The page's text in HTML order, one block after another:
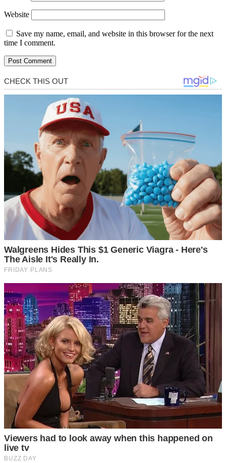
Website
Save my name, email, and website in this browser for the next
time I comment.